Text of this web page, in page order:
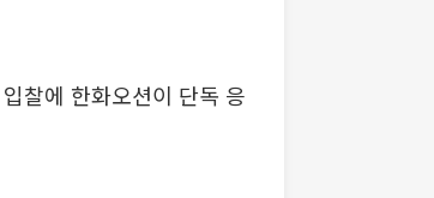
찰에 한화오션이 단독 응